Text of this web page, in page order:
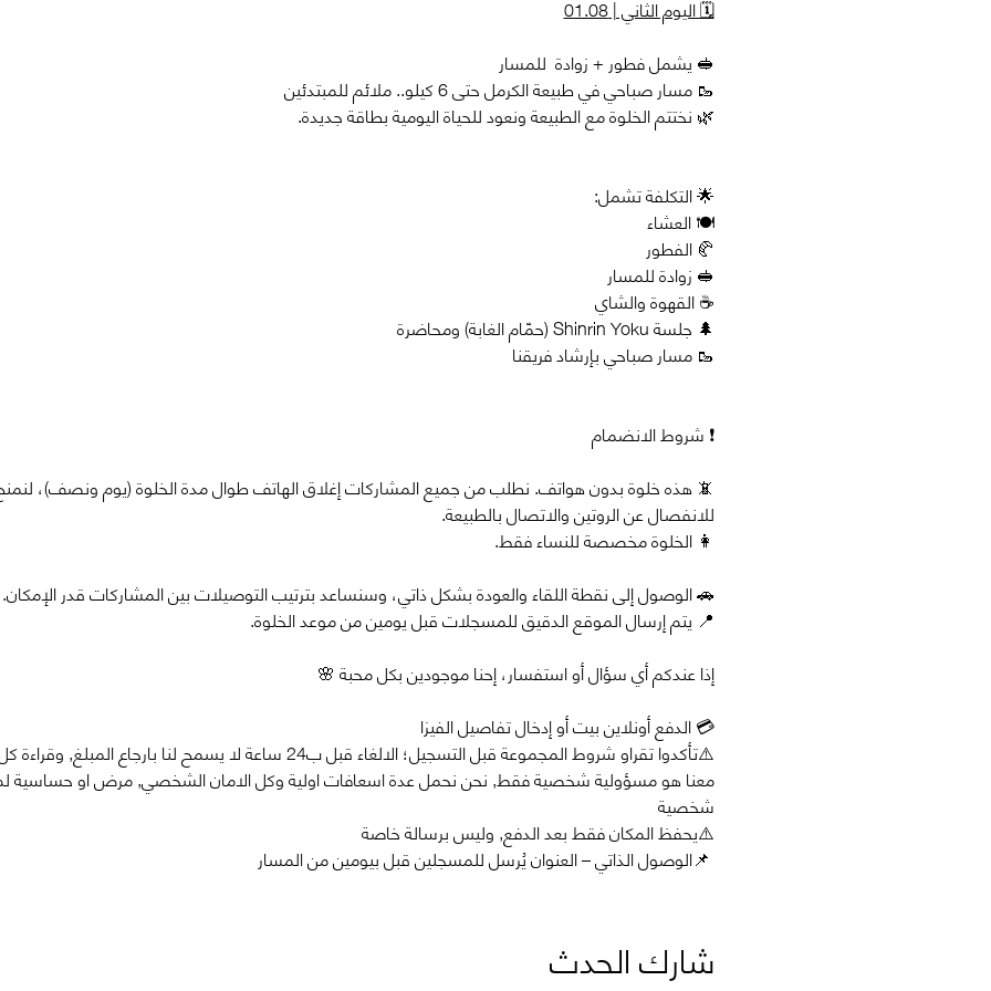
🗓️ اليوم الثاني | 01.08
🥪 يشمل فطور + زوادة  للمسار
🥾 مسار صباحي في طبيعة الكرمل حتى 6 كيلو.. ملائم للمبتدئين
🌿 نختتم الخلوة مع الطبيعة ونعود للحياة اليومية بطاقة جديدة.
🌟 التكلفة تشمل:
🍽️ العشاء
🥐 الفطور
🥪 زوادة للمسار
☕ القهوة والشاي
🌲 جلسة Shinrin Yoku (حمّام الغابة) ومحاضرة
🥾 مسار صباحي بإرشاد فريقنا
❗ شروط الانضمام
📵 هذه خلوة بدون هواتف. نطلب من جميع المشاركات إغلاق الهاتف طوال مدة الخلوة (يوم ونصف)،
للانفصال عن الروتين والاتصال بالطبيعة.
👩 الخلوة مخصصة للنساء فقط.
🚗 الوصول إلى نقطة اللقاء والعودة بشكل ذاتي، وسنساعد بترتيب التوصيلات بين المشاركات قدر الإمكان.
📍 يتم إرسال الموقع الدقيق للمسجلات قبل يومين من موعد الخلوة.
إذا عندكم أي سؤال أو استفسار، إحنا موجودين بكل محبة 🌸
💳 الدفع أونلاين بيت أو إدخال تفاصيل الفيزا
⚠️تأكدوا تقراو شروط المجموعة قبل التسجيل؛ الالغاء قبل ب24 ساعة لا
معنا هو مسؤولية شخصية فقط, نحن نحمل عدة اسعافات اولية وكل الامان الشخصي, مرض او حساسية
شخصية
⚠️يحفظ المكان فقط بعد الدفع, وليس برسالة خاصة
شارك الحدث